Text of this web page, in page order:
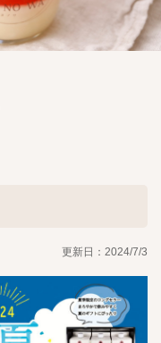
更新日：2024/7/3